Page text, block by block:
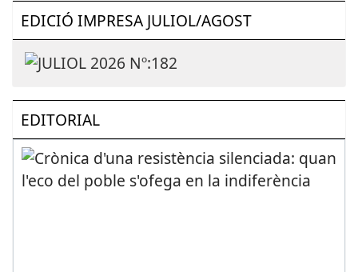
EDICIÓ IMPRESA JULIOL/AGOST
EDITORIAL